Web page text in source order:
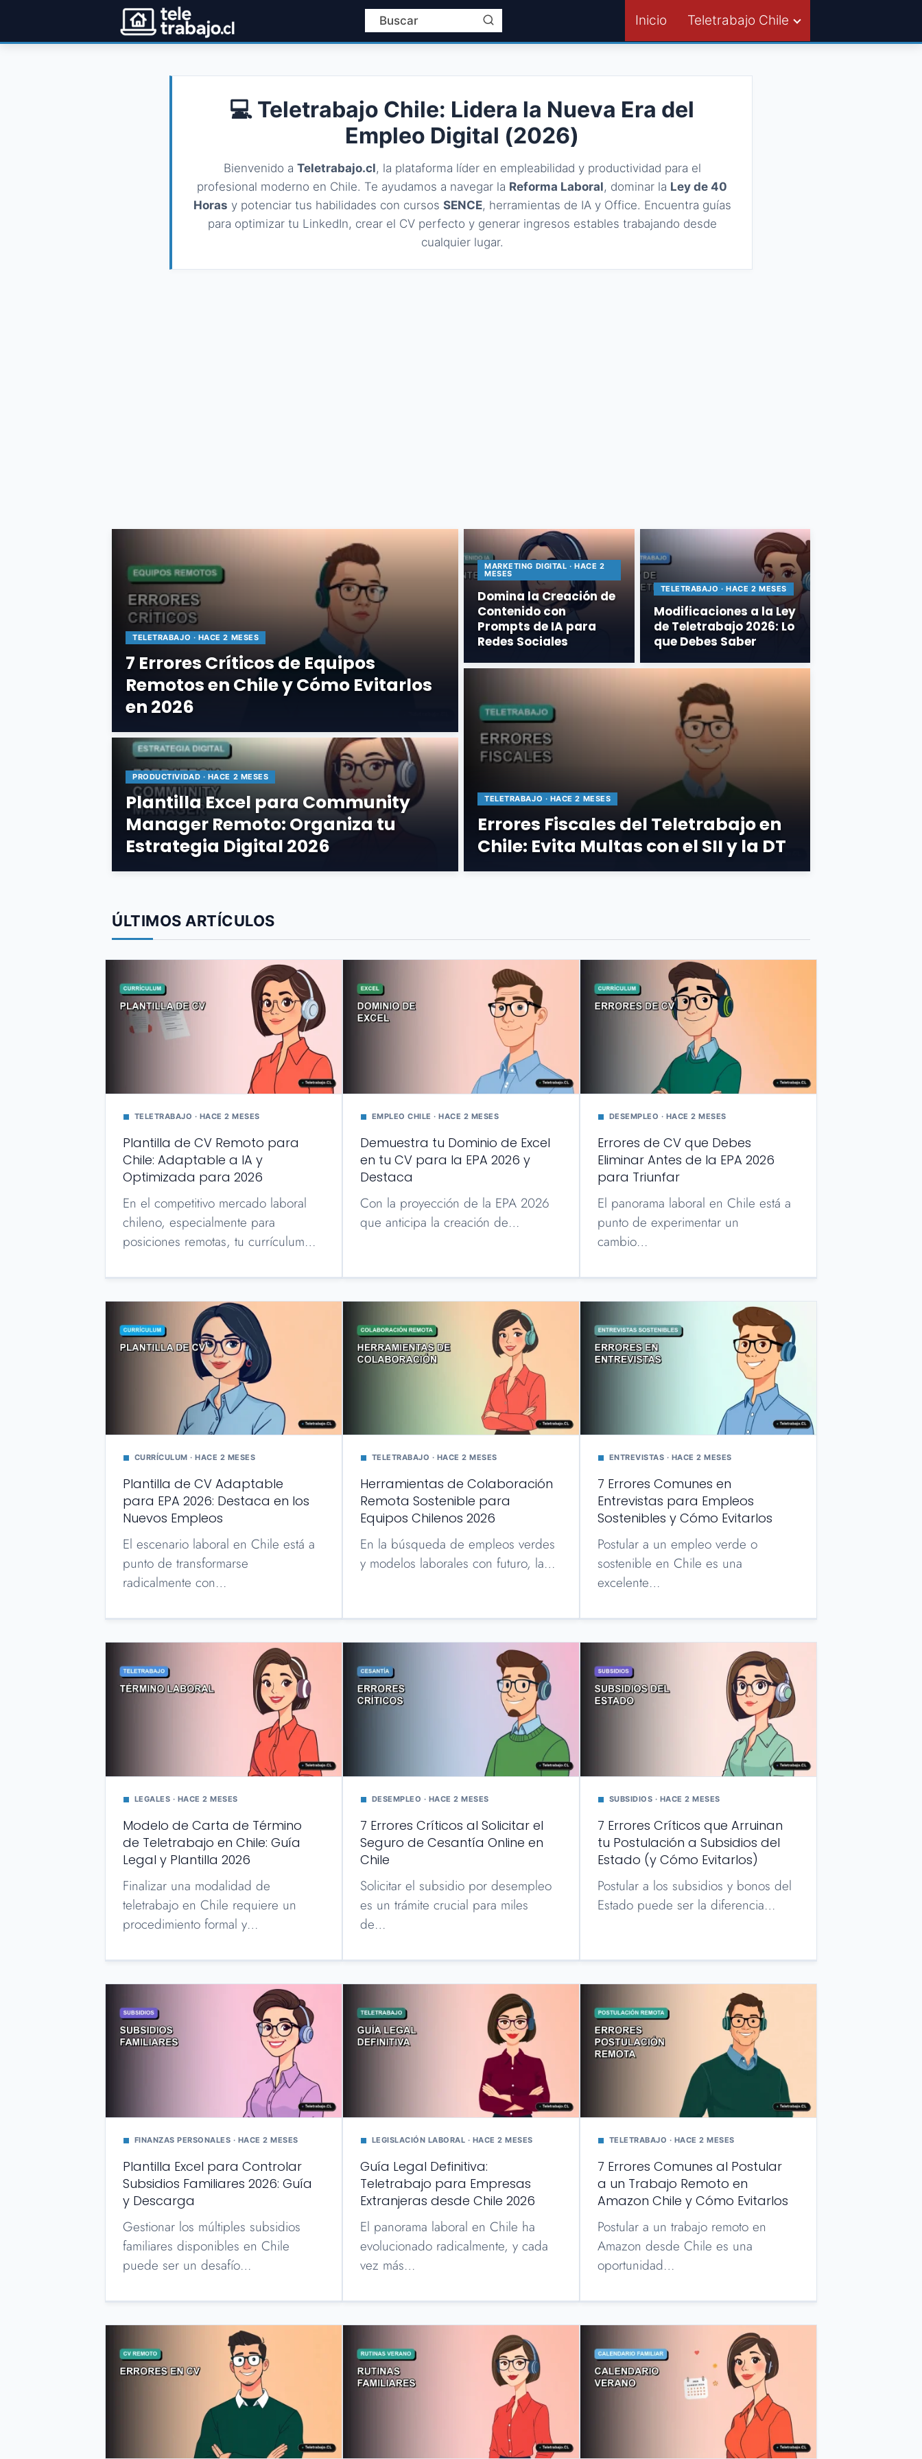
Inicio Teletrabajo Chile
💻 Teletrabajo Chile: Lidera la Nueva Era del
Empleo Digital (2026)
Bienvenido a Teletrabajo.cl, la plataforma líder en empleabilidad y productividad para el
profesional moderno en Chile. Te ayudamos a navegar la Reforma Laboral, dominar la Ley de 40
Horas y potenciar tus habilidades con cursos SENCE, herramientas de IA y Office. Encuentra guías
para optimizar tu LinkedIn, crear el CV perfecto y generar ingresos estables trabajando desde
cualquier lugar.
TELETRABAJO · HACE 2 MESES
7 Errores Críticos de Equipos
Remotos en Chile y Cómo Evitarlos
en 2026
MARKETING DIGITAL · HACE 2
MESES
Domina la Creación de
Contenido con
Prompts de IA para
Redes Sociales
PRODUCTIVIDAD · HACE 2 MESES
Plantilla Excel para Community
Manager Remoto: Organiza tu
Estrategia Digital 2026
TELETRABAJO · HACE 2 MESES
Modificaciones a la Ley
de Teletrabajo 2026: Lo
que Debes Saber
TELETRABAJO · HACE 2 MESES
Errores Fiscales del Teletrabajo en
Chile: Evita Multas con el SII y la DT
ÚLTIMOS ARTÍCULOS
TELETRABAJO · HACE 2 MESES
Plantilla de CV Remoto para
Chile: Adaptable a IA y
Optimizada para 2026
En el competitivo mercado laboral
chileno, especialmente para
posiciones remotas, tu currículum…
EMPLEO CHILE · HACE 2 MESES
Demuestra tu Dominio de Excel
en tu CV para la EPA 2026 y
Destaca
Con la proyección de la EPA 2026
que anticipa la creación de…
DESEMPLEO · HACE 2 MESES
Errores de CV que Debes
Eliminar Antes de la EPA 2026
para Triunfar
El panorama laboral en Chile está a
punto de experimentar un
cambio…
CURRÍCULUM · HACE 2 MESES
Plantilla de CV Adaptable
para EPA 2026: Destaca en los
Nuevos Empleos
El escenario laboral en Chile está a
punto de transformarse
radicalmente con…
TELETRABAJO · HACE 2 MESES
Herramientas de Colaboración
Remota Sostenible para
Equipos Chilenos 2026
En la búsqueda de empleos verdes
y modelos laborales con futuro, la…
ENTREVISTAS · HACE 2 MESES
7 Errores Comunes en
Entrevistas para Empleos
Sostenibles y Cómo Evitarlos
Postular a un empleo verde o
sostenible en Chile es una
excelente…
LEGALES · HACE 2 MESES
Modelo de Carta de Término
de Teletrabajo en Chile: Guía
Legal y Plantilla 2026
Finalizar una modalidad de
teletrabajo en Chile requiere un
procedimiento formal y…
DESEMPLEO · HACE 2 MESES
7 Errores Críticos al Solicitar el
Seguro de Cesantía Online en
Chile
Solicitar el subsidio por desempleo
es un trámite crucial para miles
de…
SUBSIDIOS · HACE 2 MESES
7 Errores Críticos que Arruinan
tu Postulación a Subsidios del
Estado (y Cómo Evitarlos)
Postular a los subsidios y bonos del
Estado puede ser la diferencia…
FINANZAS PERSONALES · HACE 2 MESES
Plantilla Excel para Controlar
Subsidios Familiares 2026: Guía
y Descarga
Gestionar los múltiples subsidios
familiares disponibles en Chile
puede ser un desafío…
LEGISLACIÓN LABORAL · HACE 2 MESES
Guía Legal Definitiva:
Teletrabajo para Empresas
Extranjeras desde Chile 2026
El panorama laboral en Chile ha
evolucionado radicalmente, y cada
vez más…
TELETRABAJO · HACE 2 MESES
7 Errores Comunes al Postular
a un Trabajo Remoto en
Amazon Chile y Cómo Evitarlos
Postular a un trabajo remoto en
Amazon desde Chile es una
oportunidad…